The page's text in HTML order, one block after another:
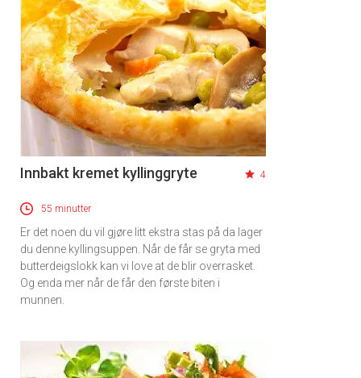
Innbakt kremet kyllinggryte 4
55 minutter
Er det noen du vil gjøre litt ekstra stas på da lager
du denne kyllingsuppen. Når de får se gryta med
butterdeigslokk kan vi love at de blir overrasket.
Og enda mer når de får den første biten i
munnen.